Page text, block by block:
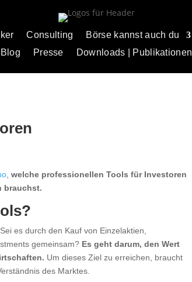
Consulting Börse kannst auch du
Blog
Presse Downloads | Publikationen
welche professionellen Tools für Investoren
brauchst.
es durch den Kauf von Einzelaktien,
gemeinsam? Es geht darum, den Wert
Um dieses Ziel zu erreichen, braucht
des Marktes.